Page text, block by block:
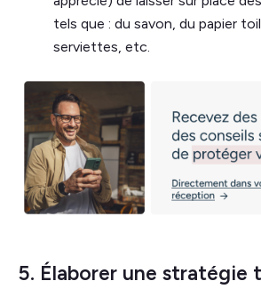
tels que : du savon, du papier
serviettes, etc.
5. Élaborer une stratégie